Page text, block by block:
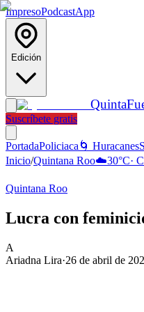
ImpresoPodcastApp
Edición
Quinta
Suscríbete gratis
PortadaPoliciaca 🌀 Huracanes
Inicio/Quintana Roo☁️30°C·
Quintana Roo
Lucra con
A
Ariadna Lira·26 de abril de